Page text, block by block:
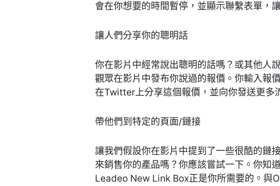
會在你想要的時間暫停，並顯示聯繫表單，
讓人們分享你的聰明話
你在影片中經常說出聰明的話嗎？或其他
觀眾在影片中發布你說過的報價。你輸入報
在Twitter上分享這個報價，並向你發送更多
帶他們到特定的頁面/鏈接
讓我們假設你在影片中提到了一些很酷的鏈
來銷售你的產品嗎？你應該嘗試一下。你知
Leadeo New Link Box正是你所需要的。與